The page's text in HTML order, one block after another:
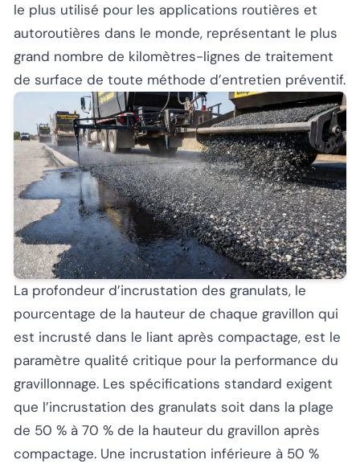
le plus utilisé pour les applications routières et
autoroutières dans le monde, représentant le plus
grand nombre de kilomètres-lignes de traitement
de surface de toute méthode d’entretien préventif.
La profondeur d’incrustation des granulats, le
pourcentage de la hauteur de chaque gravillon qui
est incrusté dans le liant après compactage, est le
paramètre qualité critique pour la performance du
gravillonnage. Les spécifications standard exigent
que l’incrustation des granulats soit dans la plage
de 50 % à 70 % de la hauteur du gravillon après
compactage. Une incrustation inférieure à 50 %